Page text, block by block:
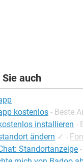
Sie auch
kostenlos - Beste
installieren -
ändern ✓ -
Standortanzeige -